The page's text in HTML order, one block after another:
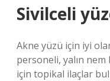
Sivilceli
Akne yüzü için iyi
personeli, yalın
için topikal ilaçlar